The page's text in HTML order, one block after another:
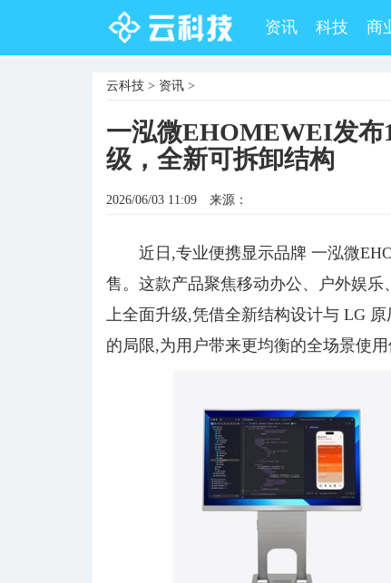
资讯 科技 商
云科技 > 资讯 >
一泓微EHOMEWEI发布
级，全新可拆卸结构
2026/06/03 11:09 来源：
近日,专业便携显示品牌 一泓微
售。这款产品聚焦移动办公、户外娱
上全面升级,凭借全新结构设计与 LG
的局限,为用户带来更均衡的全场景使用